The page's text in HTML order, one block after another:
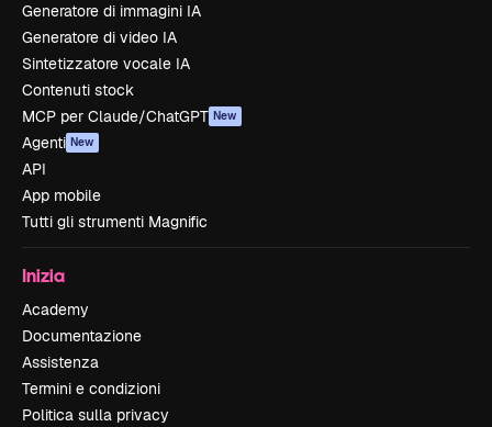
Generatore di immagini IA
Generatore di video IA
Sintetizzatore vocale IA
Contenuti stock
MCP per Claude/ChatGPT New
Agenti New
API
App mobile
Tutti gli strumenti Magnific
Inizia
Academy
Documentazione
Assistenza
Termini e condizioni
Politica sulla privacy